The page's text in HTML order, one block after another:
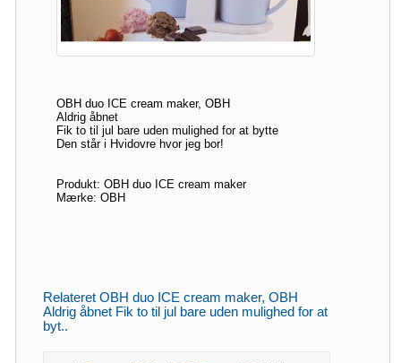
OBH duo ICE cream maker, OBH
Aldrig åbnet
Fik to til jul bare uden mulighed for at bytte
Den står i Hvidovre hvor jeg bor!
Produkt: OBH duo ICE cream maker
Mærke: OBH
Relateret OBH duo ICE cream maker, OBH
Aldrig åbnet Fik to til jul bare uden mulighed for at
byt..